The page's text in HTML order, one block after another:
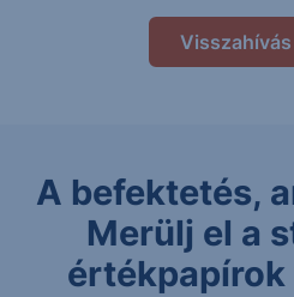
A befektetés,
Merülj el a
értékpapírok